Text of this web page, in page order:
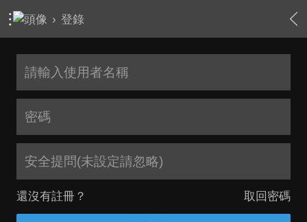
› 登錄
安全提問(未設定請忽略)
還沒有註冊？ 取回密碼